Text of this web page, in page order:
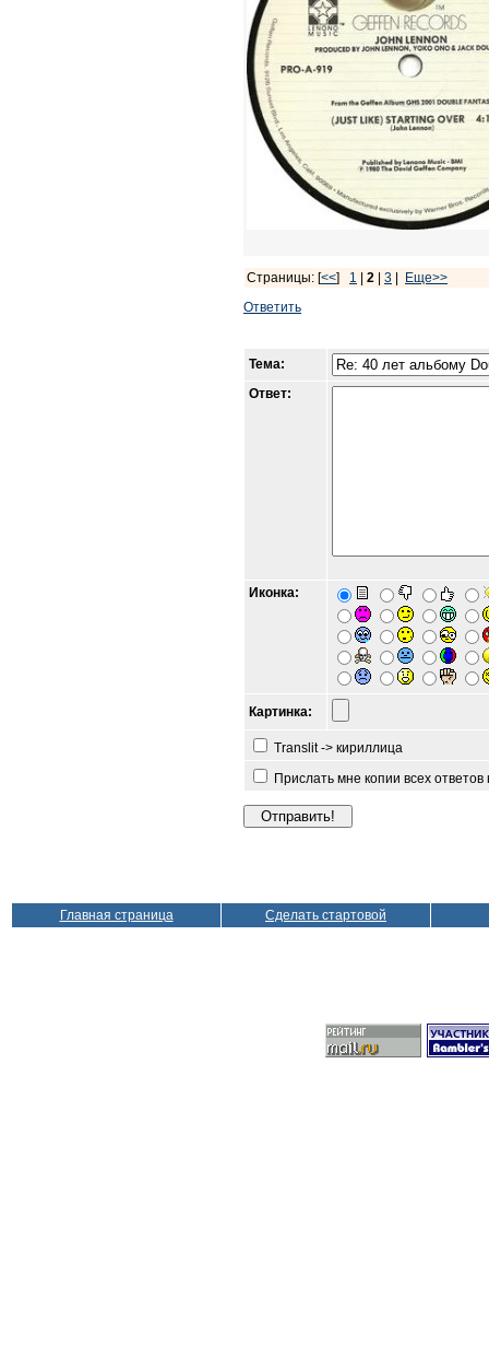
Страницы: [<<] 1 2 3
Еще>>
Ответить
Тема:
Ответ:
Иконка:
Картинка:
Translit -> кириллица
Прислать мне копии всех
Главная страница Сделать стартовой